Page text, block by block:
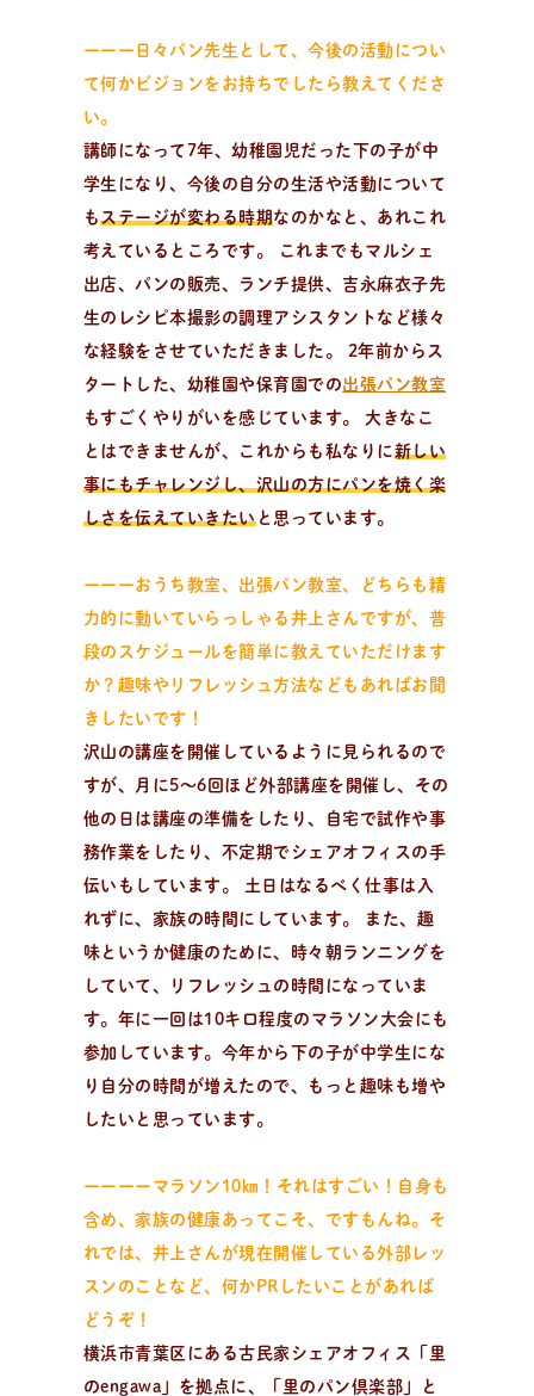
ーーー日々パン先生として、今後の活動につい
て何かビジョンをお持ちでしたら教えてくださ
い。
講師になって7年、幼稚園児だった下の子が中
学生になり、今後の自分の生活や活動について
もステージが変わる時期なのかなと、あれこれ
考えているところです。 これまでもマルシェ
出店、パンの販売、ランチ提供、吉永麻衣子先
生のレシピ本撮影の調理アシスタントなど様々
な経験をさせていただきました。 2年前からス
タートした、幼稚園や保育園での出張パン教室
もすごくやりがいを感じています。 大きなこ
とはできませんが、これからも私なりに新しい
事にもチャレンジし、沢山の方にパンを焼く楽
しさを伝えていきたいと思っています。
ーーーおうち教室、出張パン教室、どちらも精
力的に動いていらっしゃる井上さんですが、普
段のスケジュールを簡単に教えていただけます
か？趣味やリフレッシュ方法などもあればお聞
きしたいです！
沢山の講座を開催しているように見られるので
すが、月に5～6回ほど外部講座を開催し、その
他の日は講座の準備をしたり、自宅で試作や事
務作業をしたり、不定期でシェアオフィスの手
伝いもしています。 土日はなるべく仕事は入
れずに、家族の時間にしています。 また、趣
味というか健康のために、時々朝ランニングを
していて、リフレッシュの時間になっていま
す。年に一回は10キロ程度のマラソン大会にも
参加しています。今年から下の子が中学生にな
り自分の時間が増えたので、もっと趣味も増や
したいと思っています。
ーーーーマラソン10㎞！それはすごい！自身も
含め、家族の健康あってこそ、ですもんね。 そ
れでは、井上さんが現在開催している外部レッ
スンのことなど、何かPRしたいことがあれば
どうぞ！
横浜市青葉区にある古民家シェアオフィス「里
のengawa」を拠点に、「里のパン倶楽部」と